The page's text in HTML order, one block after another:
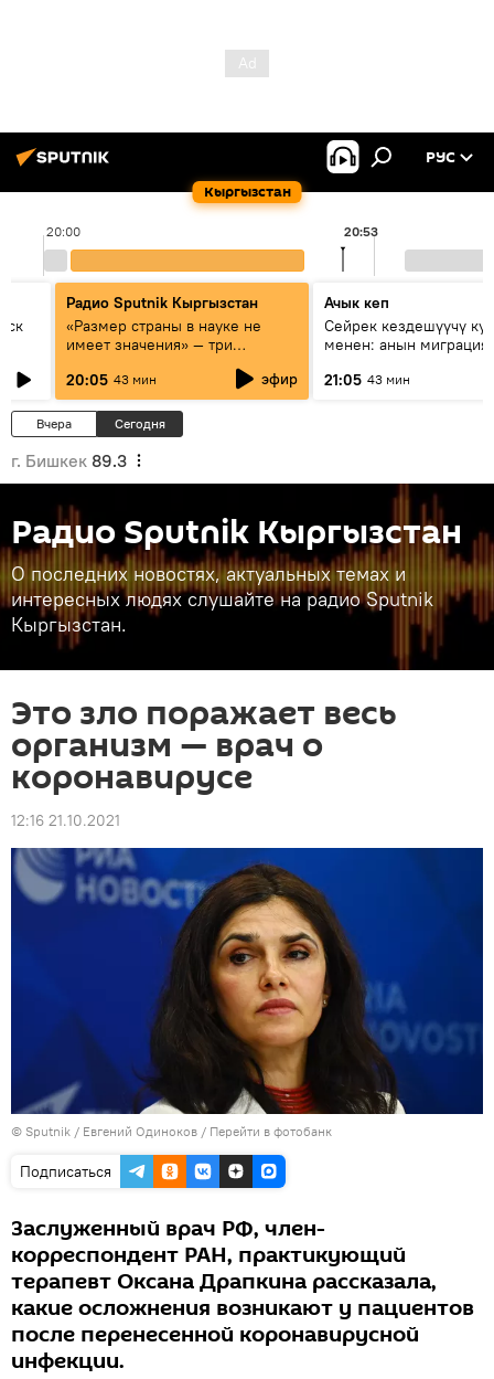
Кыргызстан
РУС
20:00 20:53
Радио Sputnik Кыргызстан
«Размер страны в науке не
имеет значения» — три
эксперта о сотрудничестве
России и Кыргызстана в
образовании и исследованиях
20:05 43 мин эфир
Ачык кеп
Сейрек кездешүүчү
менен: анын
21:05 43 мин
Вчера Сегодня
г. Бишкек 89.3
Радио Sputnik Кыргызстан
О последних новостях, актуальных темах и
интересных людях слушайте на радио Sputnik
Кыргызстан.
Это зло поражает весь
организм — врач о
коронавирусе
12:16 21.10.2021
© Sputnik / Евгений Одиноков / Перейти в фотобанк
Подписаться
Заслуженный врач РФ, член-
корреспондент РАН, практикующий
терапевт Оксана Драпкина рассказала,
какие осложнения возникают у пациентов
после перенесенной коронавирусной
инфекции.